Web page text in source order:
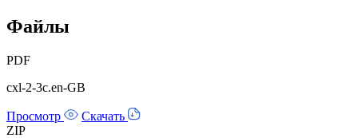
Файлы
PDF
cxl-2-3c.en-GB
Просмотр
Скачать
ZIP